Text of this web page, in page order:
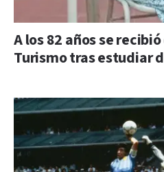
A los 82 años se
Turismo tras estudiar